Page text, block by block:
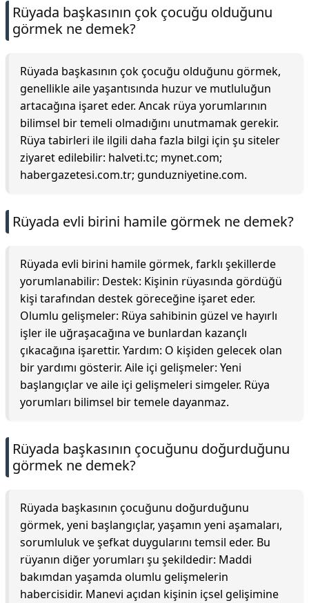
Rüyada başkasının çok çocuğu olduğunu
görmek ne demek?
Rüyada başkasının çok çocuğu olduğunu görmek,
genellikle aile yaşantısında huzur ve mutluluğun
artacağına işaret eder. Ancak rüya yorumlarının
bilimsel bir temeli olmadığını unutmamak gerekir.
Rüya tabirleri ile ilgili daha fazla bilgi için şu siteler
ziyaret edilebilir: halveti.tc; mynet.com;
habergazetesi.com.tr; gunduzniyetine.com.
Rüyada evli birini hamile görmek ne demek?
Rüyada evli birini hamile görmek, farklı şekillerde
yorumlanabilir: Destek: Kişinin rüyasında gördüğü
kişi tarafından destek göreceğine işaret eder.
Olumlu gelişmeler: Rüya sahibinin güzel ve hayırlı
işler ile uğraşacağına ve bunlardan kazançlı
çıkacağına işarettir. Yardım: O kişiden gelecek olan
bir yardımı gösterir. Aile içi gelişmeler: Yeni
başlangıçlar ve aile içi gelişmeleri simgeler. Rüya
yorumları bilimsel bir temele dayanmaz.
Rüyada başkasının çocuğunu doğurduğunu
görmek ne demek?
Rüyada başkasının çocuğunu doğurduğunu
görmek, yeni başlangıçlar, yaşamın yeni aşamaları,
sorumluluk ve şefkat duygularını temsil eder. Bu
rüyanın diğer yorumları şu şekildedir: Maddi
bakımdan yaşamda olumlu gelişmelerin
habercisidir. Manevi açıdan kişinin içsel gelişimine